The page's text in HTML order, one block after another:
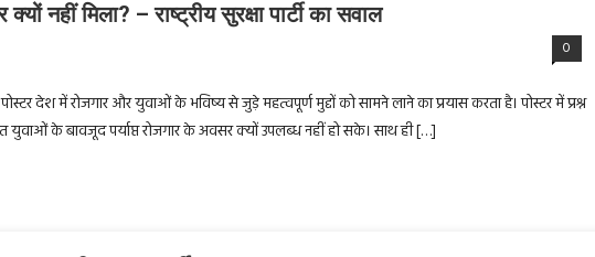
नहीं मिला? – राष्ट्रीय सुरक्षा पार्टी का सवाल
0
पोस्टर देश में रोजगार और युवाओं के भविष्य से जुड़े महत्वपूर्ण मुद्दों को सामने लाने का प्रयास करता है। पोस्टर में प्रश्न
युवाओं के बावजूद पर्याप्त रोजगार के अवसर क्यों उपलब्ध नहीं हो सके। साथ ही […]